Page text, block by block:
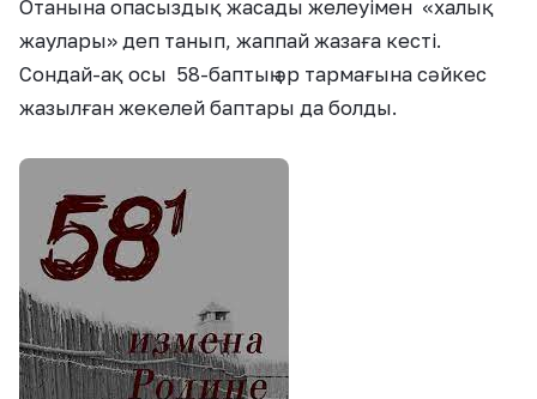
Отанына опасыздық жасады желеуімен «халық
жаулары» деп танып, жаппай жазаға кесті.
Сондай-ақ осы 58-баптың әр тармағына сәйкес
жазылған жекелей баптары да болды.